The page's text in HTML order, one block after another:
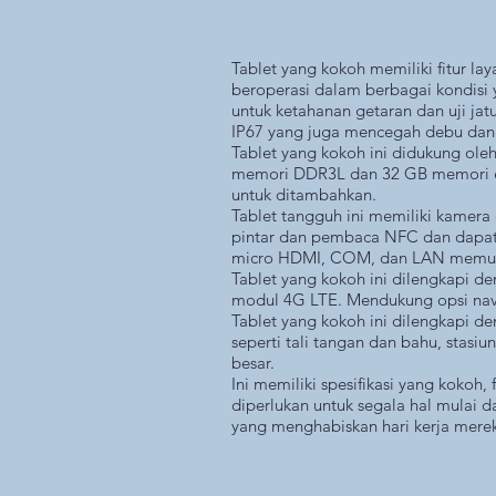
Tablet yang kokoh memiliki fitur
beroperasi dalam berbagai kondisi
untuk ketahanan getaran dan uji
IP67 yang juga mencegah debu
Tablet yang kokoh ini didukung
memori DDR3L dan 32 GB
untuk ditambahkan.
Tablet tangguh ini memiliki
pintar dan pembaca NFC dan
micro HDMI, COM, dan LAN
Tablet yang kokoh ini dilengkapi
modul 4G LTE. Mendukung opsi
Tablet yang kokoh ini dilengkapi
seperti tali tangan dan bahu,
besar.
Ini memiliki spesifikasi yang
diperlukan untuk segala hal mulai
yang menghabiskan hari kerja